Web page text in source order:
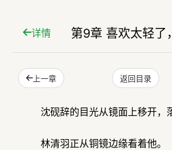
详情
上一章 返回目录
沈砚辞的目光从镜面上移开，
林清羽正从铜镜边缘看着他。